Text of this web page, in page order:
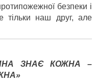
безпеки і
тільки наш друг, але
ЗНАЄ КОЖНА
–
»